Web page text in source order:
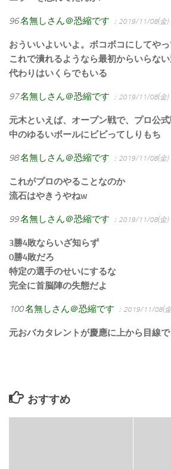
96名無しさん＠恐縮です ：2019/11/08(金)
おういいよいいよ。ボコボコにしてや
これで潰れるようなら最初からいらな
代わりはいくらでもいる
97名無しさん＠恐縮です ：2019/11/08(金)
元木といえば、オープン戦で、プロ公
中のゆるいボールにビビってしりもち
98名無しさん＠恐縮です ：2019/11/08(金)
これがプロのやることなのか
流石はやきうやねw
99名無しさん＠恐縮です ：2019/11/08(金)
3勝4敗ならいざ知らず
0勝4敗だろ
特定の選手のせいにするな
完全に首脳陣の失態だよ
100名無しさん＠恐縮です ：2019/11/08(
元おバカタレントが慶應に上から目線で
おすすめ